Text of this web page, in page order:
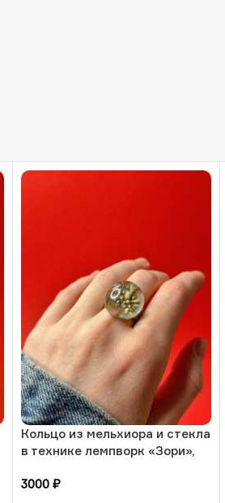
Кольцо из мельхиора и стекла
в технике лемпворк «Зори»,
3000 ₽